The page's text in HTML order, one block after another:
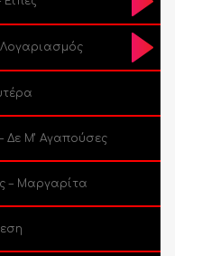
Λογαριασμός
Δε Μ’ Αγαπούσες
– Μαργαρίτα